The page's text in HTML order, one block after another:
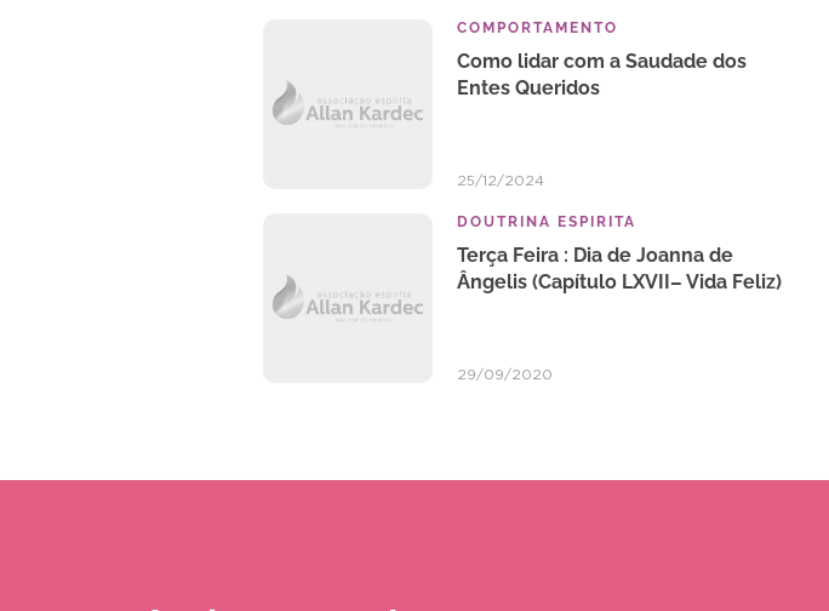
COMPORTAMENTO
Como lidar com a Saudade dos
Entes Queridos
25/12/2024
DOUTRINA ESPIRITA
Terça Feira : Dia de Joanna de
Ângelis (Capítulo LXVII– Vida Feliz)
29/09/2020